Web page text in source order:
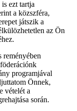
ezt tartja
a közszféra,
játszik a
az Ön
reményében
programjával
Önnek,
vételét a
során.